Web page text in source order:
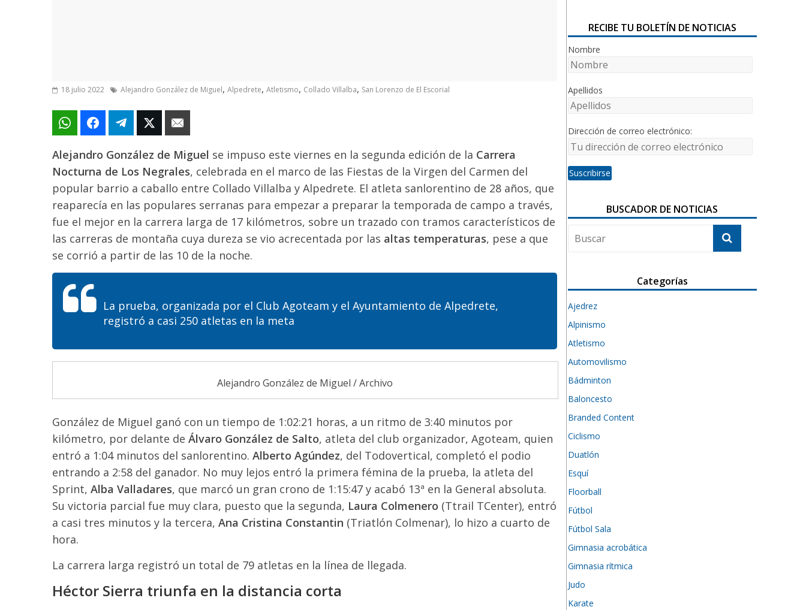
18 julio 2022 Alejandro González de Miguel, Alpedrete, Atletismo, Collado Villalba, San Lorenzo de El Escorial
Alejandro González de Miguel se impuso este viernes en la segunda edición de la Carrera
Nocturna de Los Negrales, celebrada en el marco de las Fiestas de la Virgen del Carmen del
popular barrio a caballo entre Collado Villalba y Alpedrete. El atleta sanlorentino de 28 años, que
reaparecía en las populares serranas para empezar a preparar la temporada de campo a través,
fue el mejor en la carrera larga de 17 kilómetros, sobre un trazado con tramos característicos de
las carreras de montaña cuya dureza se vio acrecentada por las altas temperaturas, pese a que
se corrió a partir de las 10 de la noche.
La prueba, organizada por el Club Agoteam y el Ayuntamiento de Alpedrete,
registró a casi 250 atletas en la meta
Alejandro González de Miguel / Archivo
González de Miguel ganó con un tiempo de 1:02:21 horas, a un ritmo de 3:40 minutos por
kilómetro, por delante de Álvaro González de Salto, atleta del club organizador, Agoteam, quien
entró a 1:04 minutos del sanlorentino. Alberto Agúndez, del Todovertical, completó el podio
entrando a 2:58 del ganador. No muy lejos entró la primera fémina de la prueba, la atleta del
Sprint, Alba Valladares, que marcó un gran crono de 1:15:47 y acabó 13ª en la General absoluta.
Su victoria parcial fue muy clara, puesto que la segunda, Laura Colmenero (Ttrail TCenter), entró
a casi tres minutos y la tercera, Ana Cristina Constantin (Triatlón Colmenar), lo hizo a cuarto de
hora.
La carrera larga registró un total de 79 atletas en la línea de llegada.
Héctor Sierra triunfa en la distancia corta
RECIBE TU BOLETÍN DE NOTICIAS
Nombre
Apellidos
Dirección de correo electrónico:
BUSCADOR DE NOTICIAS
Categorías
Ajedrez
Alpinismo
Atletismo
Automovilismo
Bádminton
Baloncesto
Branded Content
Ciclismo
Duatlón
Esquí
Floorball
Fútbol
Fútbol Sala
Gimnasia acrobática
Gimnasia rítmica
Judo
Karate